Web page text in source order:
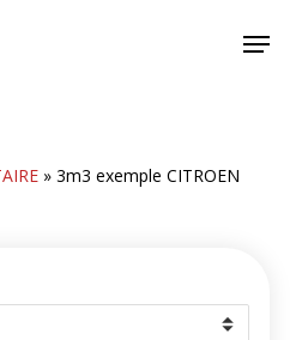
Menu
» 3m3 exemple CITROEN